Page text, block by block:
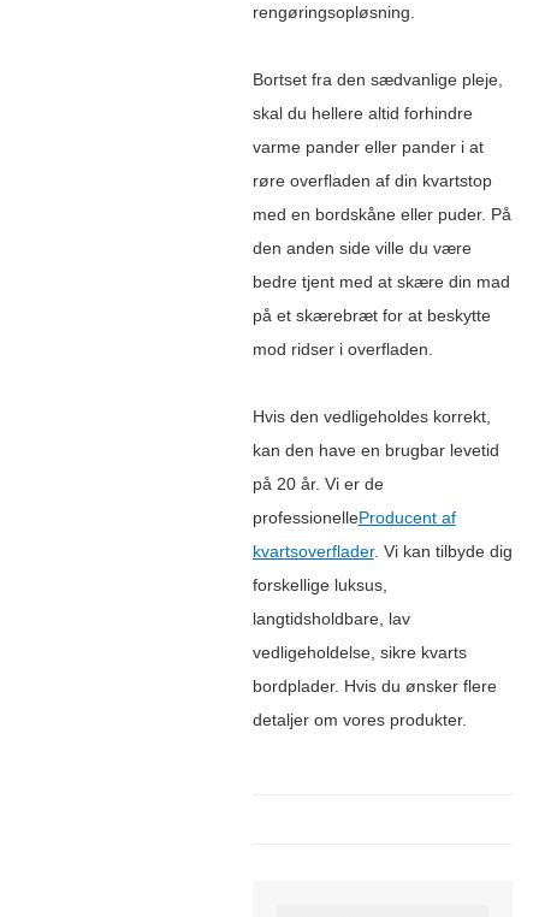
rengøringsopløsning.
Bortset fra den sædvanlige pleje,
skal du hellere altid forhindre
varme pander eller pander i at
røre overfladen af ​​din kvartstop
med en bordskåne eller puder. På
den anden side ville du være
bedre tjent med at skære din mad
på et skærebræt for at beskytte
mod ridser i overfladen.
Hvis den vedligeholdes korrekt,
kan den have en brugbar levetid
på 20 år. Vi er de
professionelleProducent af
kvartsoverflader. Vi kan tilbyde dig
forskellige luksus,
langtidsholdbare, lav
vedligeholdelse, sikre kvarts
bordplader. Hvis du ønsker flere
detaljer om vores produkter.